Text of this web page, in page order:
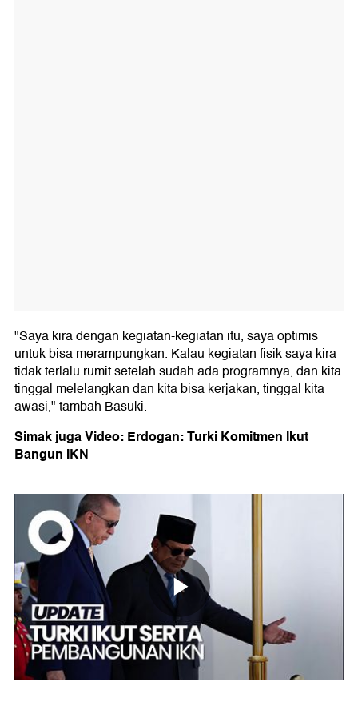
"Saya kira dengan kegiatan-kegiatan itu, saya optimis
untuk bisa merampungkan. Kalau kegiatan fisik saya kira
tidak terlalu rumit setelah sudah ada programnya, dan kita
tinggal melelangkan dan kita bisa kerjakan, tinggal kita
awasi," tambah Basuki.
Simak juga Video: Erdogan: Turki Komitmen Ikut
Bangun IKN